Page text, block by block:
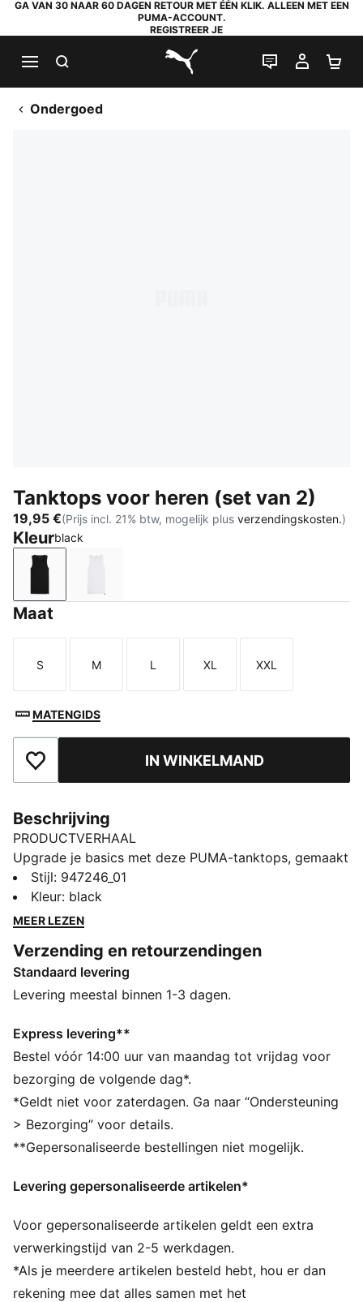
GA VAN 30 NAAR 60 DAGEN RETOUR MET ÉÉN KLIK. ALLEEN MET EEN
PUMA-ACCOUNT.
REGISTREER JE
PUMA.com
LIVE CHAT
MIJN
Ondergoed
Tanktops voor heren (set van 2)
19,95 €(Prijs incl. 21% btw, mogelijk plus verzendingskosten.)
Kleurblack
Maat
Maat
S
Maat
M
Maat
L
Maat
XL
Maat
XXL
MATENGIDS
Toegevoegd aan favorietenIN WINKELMAND
Beschrijving
PRODUCTVERHAAL
Upgrade je basics met deze PUMA-tanktops, gemaakt
van hoogwaardig katoen. Ze zijn gemaakt van
ademende stof en de perfecte normale pasvorm voor
elke dag. De perfecte essentials van PUMA!
Ademende stof
Normale pasvorm
Ronde hals
2-pack voor heren
Stijl: 947246_01
Kleur: black
MEER LEZEN
Verzending en retourzendingen
Standaard levering
Levering meestal binnen 1-3 dagen.
Express levering**
Bestel vóór 14:00 uur van maandag tot vrijdag voor
bezorging de volgende dag*.
*Geldt niet voor zaterdagen. Ga naar “Ondersteuning
> Bezorging” voor details.
**Gepersonaliseerde bestellingen niet mogelijk.
Levering gepersonaliseerde artikelen*
Voor gepersonaliseerde artikelen geldt een extra
verwerkingstijd van 2-5 werkdagen.
*Als je meerdere artikelen besteld hebt, hou er dan
rekening mee dat alles samen met het